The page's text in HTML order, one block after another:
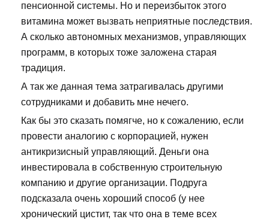
пенсионной системы. Но и переизбыток этого
витамина может вызвать неприятные последствия.
А сколько автономных механизмов, управляющих
программ, в которых тоже заложена старая
традиция.
А так же данная тема затрагивалась другими
сотрудниками и добавить мне нечего.
Как бы это сказать помягче, но к сожалению, если
провести аналогию с корпорацией, нужен
антикризисный управляющий. Деньги она
инвестировала в собственную строительную
компанию и другие организации. Подруга
подсказала очень хороший способ (у нее
хронический цистит, так что она в теме всех